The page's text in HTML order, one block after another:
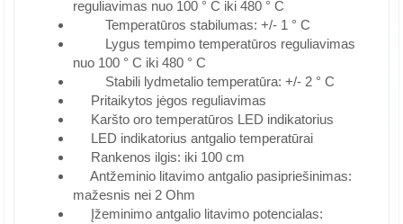
reguliavimas nuo 100 ° C iki 480 ° C
Temperatūros stabilumas: +/- 1 ° C
Lygus tempimo temperatūros reguliavimas
nuo 100 ° C iki 480 ° C
Stabili lydmetalio temperatūra: +/- 2 ° C
Pritaikytos jėgos reguliavimas
Karšto oro temperatūros LED indikatorius
LED indikatorius antgalio temperatūrai
Rankenos ilgis: iki 100 cm
Antžeminio litavimo antgalio pasipriešinimas:
mažesnis nei 2 Ohm
Įžeminimo antgalio litavimo potencialas: